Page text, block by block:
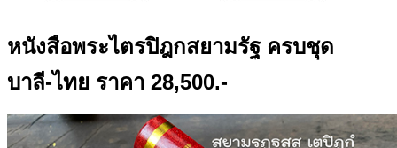
หนังสือพระไตรปิฎกสยามรัฐ ครบชุด
บาลี-ไทย ราคา 28,500.-